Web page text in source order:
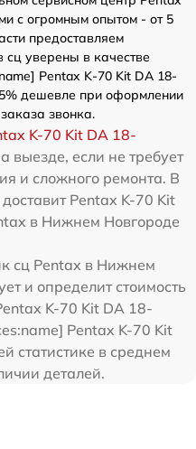
с огромным опытом - от 5
предоставляем
уверены в качестве
Pentax K-70 Kit DA 18-
дешевле при оформлении
звонка.
K-70 Kit DA 18-
выезде, если не требует
и сложного ремонта. В
Pentax K-70 Kit
в Нижнем Новгороде
сц Pentax в Нижнем
и определит стоимость
K-70 Kit DA 18-
Pentax K-70 Kit
статистике в среднем
деталей.